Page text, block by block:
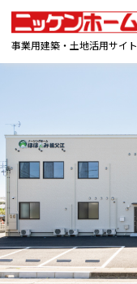
事業用建築・土地活用サイト